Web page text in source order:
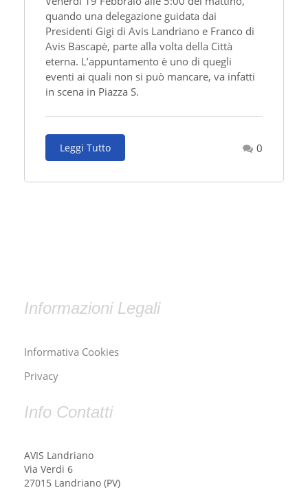
quando una delegazione guidata dai
Presidenti Gigi di Avis Landriano e Franco di
Avis Bascapè, parte alla volta della Città
eterna. L’appuntamento è uno di quegli
eventi ai quali non si può mancare, va infatti
in scena in Piazza S.
Leggi Tutto 0
Informazioni Legali
Informativa Cookies
Privacy
Info Contatti
AVIS Landriano
Via Verdi 6
27015 Landriano (PV)